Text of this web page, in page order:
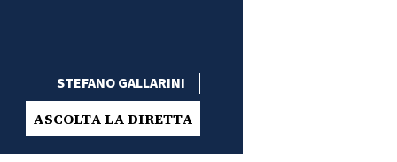
STEFANO GALLARINI
ASCOLTA LA DIRETTA